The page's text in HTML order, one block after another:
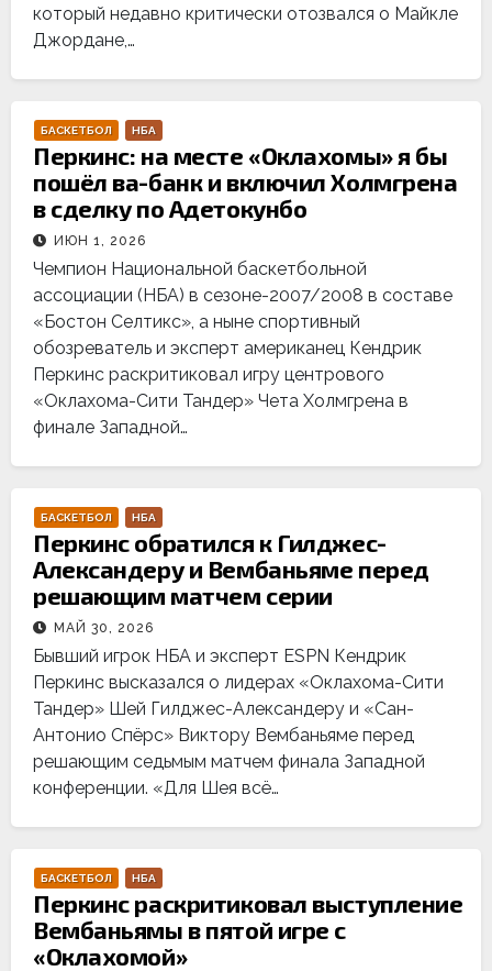
который недавно критически отозвался о Майкле
Джордане,…
БАСКЕТБОЛ НБА
Перкинс: на месте «Оклахомы» я бы
пошёл ва-банк и включил Холмгрена
в сделку по Адетокунбо
ИЮН 1, 2026
Чемпион Национальной баскетбольной
ассоциации (НБА) в сезоне-2007/2008 в составе
«Бостон Селтикс», а ныне спортивный
обозреватель и эксперт американец Кендрик
Перкинс раскритиковал игру центрового
«Оклахома-Сити Тандер» Чета Холмгрена в
финале Западной…
БАСКЕТБОЛ НБА
Перкинс обратился к Гилджес-
Александеру и Вембаньяме перед
решающим матчем серии
МАЙ 30, 2026
Бывший игрок НБА и эксперт ESPN Кендрик
Перкинс высказался о лидерах «Оклахома-Сити
Тандер» Шей Гилджес-Александеру и «Сан-
Антонио Спёрс» Виктору Вембаньяме перед
решающим седьмым матчем финала Западной
конференции. «Для Шея всё…
БАСКЕТБОЛ НБА
Перкинс раскритиковал выступление
Вембаньямы в пятой игре с
«Оклахомой»